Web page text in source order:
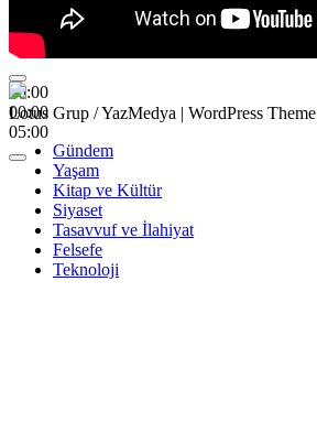
00:00
00:00
05:00
Lotus Grup / YazMedya | WordPress Theme
Gündem
Yaşam
Kitap ve Kültür
Siyaset
Tasavvuf ve İlahiyat
Felsefe
Teknoloji